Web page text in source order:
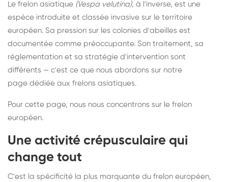
Le frelon asiatique (Vespa velutina), à l'inverse, est une
espèce introduite et classée invasive sur le territoire
européen. Sa pression sur les colonies d'abeilles est
documentée comme préoccupante. Son traitement, sa
réglementation et sa stratégie d'intervention sont
différents — c'est ce que nous abordons sur notre
page dédiée aux frelons asiatiques.
Pour cette page, nous nous concentrons sur le frelon
européen.
Une activité crépusculaire qui
change tout
C'est la spécificité la plus marquante du frelon européen,